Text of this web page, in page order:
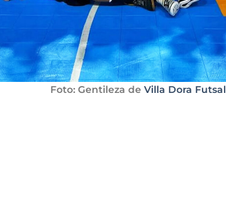
Foto: Gentileza de Villa Dora Futsal